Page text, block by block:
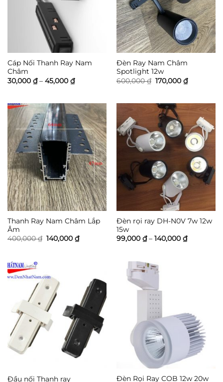
Cáp Nối Thanh Ray Nam
Châm
30,000 ₫ – 45,000 ₫Khoảng
giá:
đến
45,000 ₫
Đèn Ray Nam Châm
Spotlight 12w
600,000₫ Giá
gốc
170,000 ₫Giá
hiện
170,000 ₫.
Thanh Ray Nam Châm Lắp
Âm
400,000₫ Giá
gốc
140,000 ₫Giá
hiện
Đèn rọi ray DH-N0V 7w 12w
15w
99,000 ₫ – 140,000 ₫Khoảng
giá:
Đầu nối Thanh ray
Đèn Rọi Ray COB 12w 20w